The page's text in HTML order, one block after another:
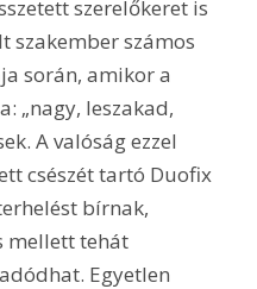
szerelőkeret is
szakember számos
során, amikor a
„nagy, leszakad,
A valóság ezzel
csészét tartó Duofix
bírnak,
mellett tehát
Egyetlen